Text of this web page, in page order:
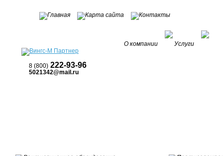
О компании Услуги
8 (800) 222-93-96
5021342@mail.ru